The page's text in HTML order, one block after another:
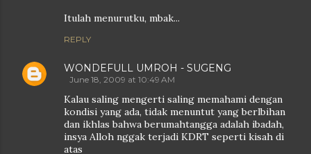
Itulah menurutku, mbak...
REPLY
WONDEFULL UMROH - SUGENG
June 18, 2009 at 10:49 AM
Kalau saling mengerti saling memahami dengan
kondisi yang ada, tidak menuntut yang berlbihan
dan ikhlas bahwa berumahtangga adalah ibadah,
insya Alloh nggak terjadi KDRT seperti kisah di
atas